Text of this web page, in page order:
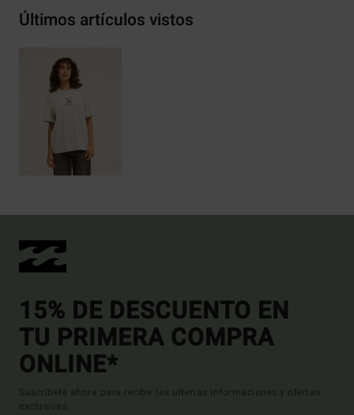
Últimos artículos vistos
15% DE DESCUENTO EN
TU PRIMERA COMPRA
ONLINE*
Suscríbete ahora para recibir las ultimas informaciones y ofertas
exclusivas.